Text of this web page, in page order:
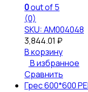
0out of 5
(0)
SKU: АМ004048
3,844.01 ₽
В корзину
В избранное
Сравнить
Грес 600*600